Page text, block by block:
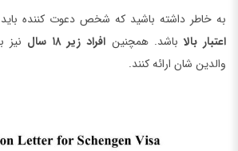
به خاطر داشته باشید که شخص دعوت کننده
اعتبار بالا باشد. همچنین افراد زیر ۱۸ سال
نیز
والدین شان ارائه کنند.